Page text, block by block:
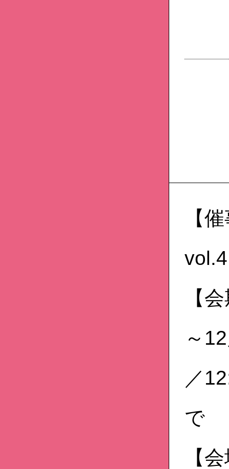
【
vol.4
【
～
／
で
【